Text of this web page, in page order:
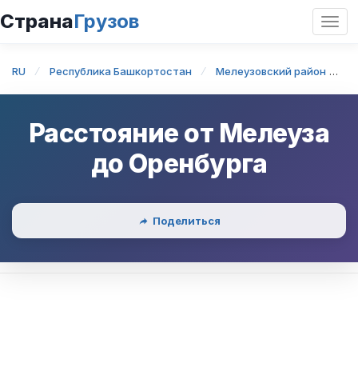
СтранаГрузов
RU Республика Башкортостан Мелеузовский район
Расстояние от Мелеуза
до Оренбурга
Поделиться